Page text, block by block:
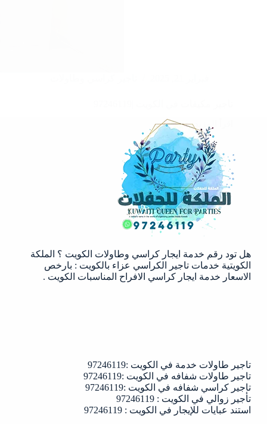
مكيفات
الكويت
|97246119
هل تود رقم خدمة ايجار كراسي وطاولات الكويت ؟ الملكة
الكويتية خدمات تاجير الكراسي عزاء بالكويت : بارخص
الاسعار خدمة ايجار كراسي الافراح المناسبات الكويت .
تاجير طاولات خدمة في الكويت :97246119
تاجير طاولات شفافه في الكويت :97246119
تاجير كراسي شفافه في الكويت :97246119
تأجير زوالي في الكويت : 97246119
استند عبايات للإيجار في الكويت : 97246119